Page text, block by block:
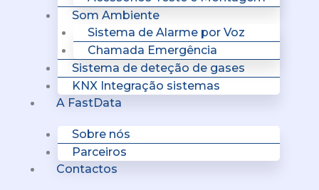
Som Ambiente
Sistema de Alarme por Voz
Chamada Emergência
Sistema de deteção de gases
KNX Integração sistemas
A FastData
Sobre nós
Parceiros
Contactos